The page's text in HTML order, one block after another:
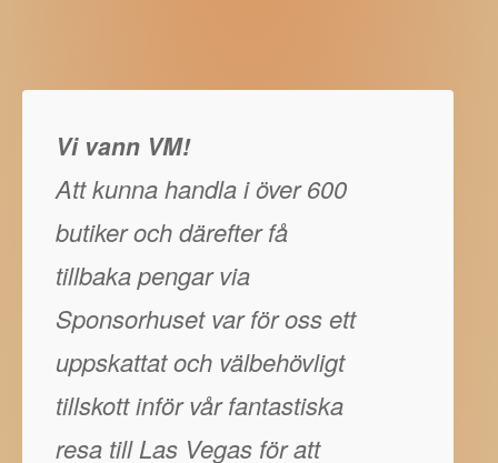
Vi vann VM!
Att kunna handla i över 600
butiker och därefter få
tillbaka pengar via
Sponsorhuset var för oss ett
uppskattat och välbehövligt
tillskott inför vår fantastiska
resa till Las Vegas för att